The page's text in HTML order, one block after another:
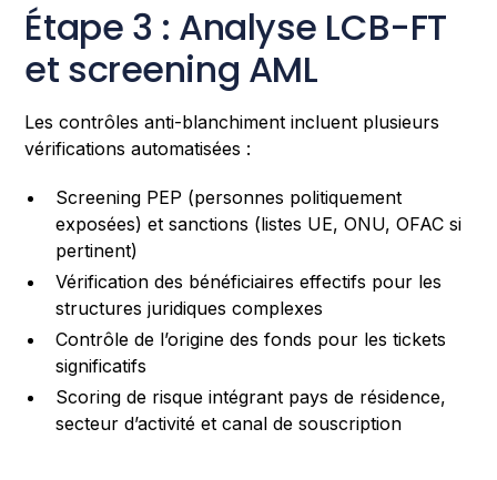
Étape 3 : Analyse LCB-FT
et screening AML
Les contrôles anti-blanchiment incluent plusieurs
vérifications automatisées :
Screening PEP (personnes politiquement
exposées) et sanctions (listes UE, ONU, OFAC si
pertinent)
Vérification des bénéficiaires effectifs pour les
structures juridiques complexes
Contrôle de l’origine des fonds pour les tickets
significatifs
Scoring de risque intégrant pays de résidence,
secteur d’activité et canal de souscription